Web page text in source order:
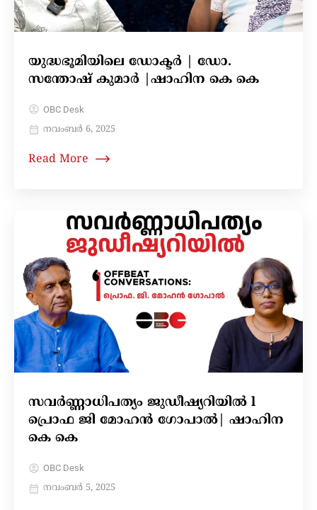
യുദ്ധഭൂമിയിലെ ഡോക്ടർ | ഡോ.
സന്തോഷ് കുമാർ |ഷാഹിന കെ കെ
OBC Desk
നവംബർ 6, 2025
Read More
സവർണ്ണാധിപത്യം ജുഡീഷ്യറിയിൽ l
പ്രൊഫ ജി മോഹൻ ഗോപാൽ| ഷാഹിന
കെ കെ
OBC Desk
നവംബർ 5, 2025